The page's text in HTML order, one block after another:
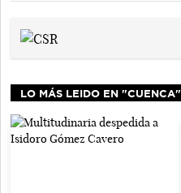
LO MÁS LEIDO EN "CUENCA"